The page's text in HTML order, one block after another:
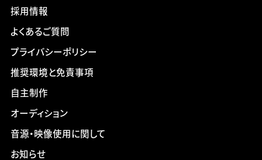
採用情報
よくあるご質問
プライバシーポリシー
推奨環境と免責事項
自主制作
オーディション
音源・映像使用に関して
お知らせ